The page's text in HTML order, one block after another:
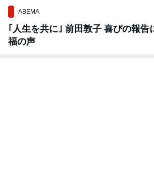
ABEMA
｢人生を共に｣ 前田敦子 喜びの報告
福の声